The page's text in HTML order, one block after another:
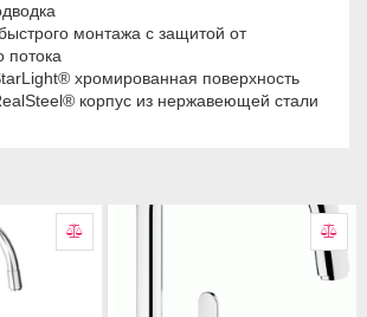
монтажа с защитой от
потока
хромированная поверхность
корпус из нержавеющей стали